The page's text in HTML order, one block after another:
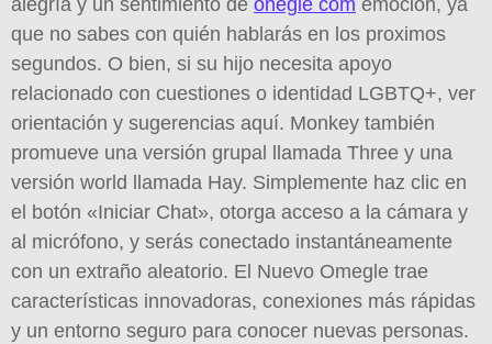
alegría y un sentimiento de onegle com emoción, ya
que no sabes con quién hablarás en los proximos
segundos. O bien, si su hijo necesita apoyo
relacionado con cuestiones o identidad LGBTQ+, ver
orientación y sugerencias aquí. Monkey también
promueve una versión grupal llamada Three y una
versión world llamada Hay. Simplemente haz clic en
el botón «Iniciar Chat», otorga acceso a la cámara y
al micrófono, y serás conectado instantáneamente
con un extraño aleatorio. El Nuevo Omegle trae
características innovadoras, conexiones más rápidas
y un entorno seguro para conocer nuevas personas.